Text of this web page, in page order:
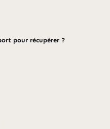
pour récupérer ?